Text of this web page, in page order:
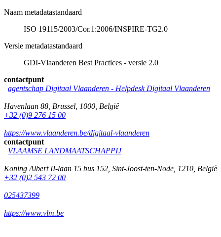
Naam metadatastandaard
ISO 19115/2003/Cor.1:2006/INSPIRE-TG2.0
Versie metadatastandaard
GDI-Vlaanderen Best Practices - versie 2.0
contactpunt
agentschap Digitaal Vlaanderen - Helpdesk Digitaal Vlaanderen
Havenlaan 88 Brussel 1000 België
+32 (0)9 276 15 00
https://www.vlaanderen.be/digitaal-vlaanderen
contactpunt
VLAAMSE LANDMAATSCHAPPIJ
Koning Albert II-laan 15 bus 152 Sint-Joost-ten-Node 1210 België
+32 (0)2 543 72 00
025437399
https://www.vlm.be